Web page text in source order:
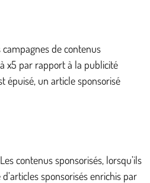
campagnes de contenus
x5 par rapport à la publicité
épuisé, un article sponsorisé
contenus sponsorisés, lorsqu’ils
sponsorisés enrichis par